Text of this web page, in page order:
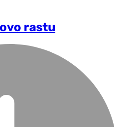
rastu